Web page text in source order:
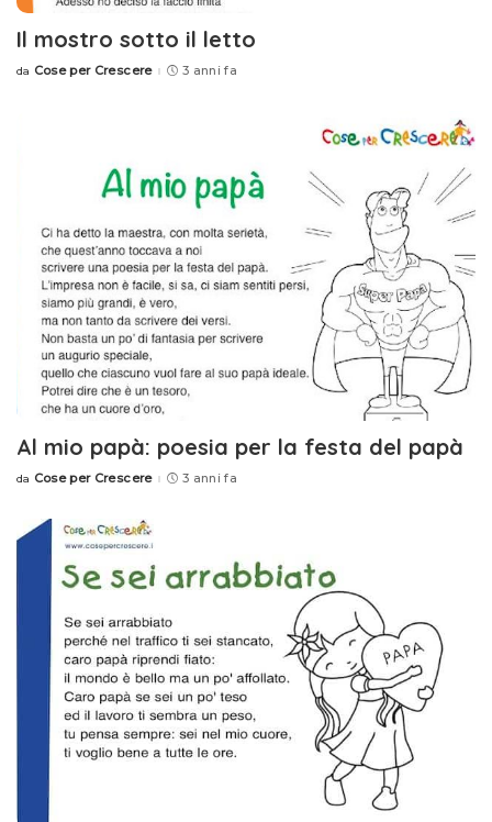
Il mostro sotto il letto
Posted
da Cose per Crescere 3 anni fa
Al mio papà: poesia per la festa del papà
Posted
da Cose per Crescere 3 anni fa